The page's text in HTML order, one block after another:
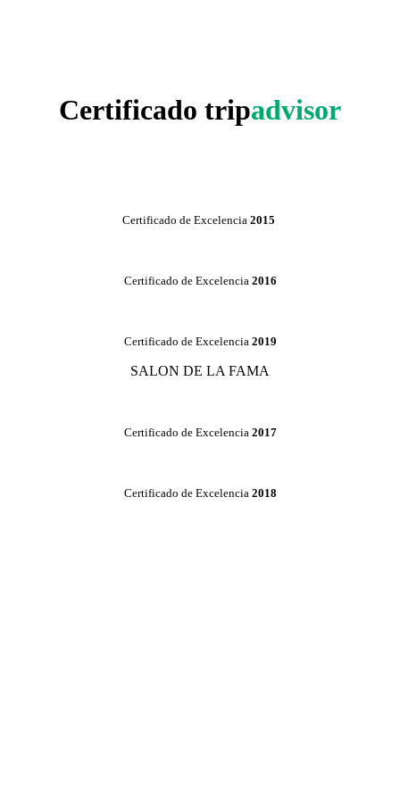
Certificado tripadvisor
Certificado de Excelencia 2015
Certificado de Excelencia 2016
Certificado de Excelencia 2019
SALON DE LA FAMA
Certificado de Excelencia 2017
Certificado de Excelencia 2018